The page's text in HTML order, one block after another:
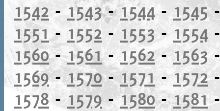
1542 - 1543-1544 - 1545
1551 - 1552 - 1553 - 1554
1560-1561- 1562-1563
1569-1570-1571 -1572
1578 -1579 -1580-1581